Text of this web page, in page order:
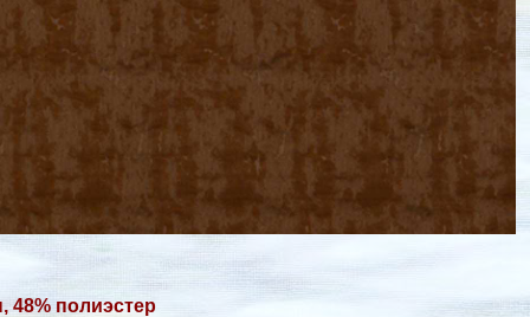
48% полиэстер